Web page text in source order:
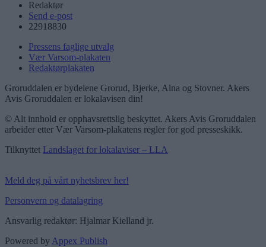
Redaktør
Send e-post
22918830
Pressens faglige utvalg
Vær Varsom-plakaten
Redaktørplakaten
Groruddalen er bydelene Grorud, Bjerke, Alna og Stovner. Akers
Avis Groruddalen er lokalavisen din!
© Alt innhold er opphavsrettslig beskyttet. Akers Avis Groruddalen
arbeider etter Vær Varsom-plakatens regler for god presseskikk.
Tilknyttet Landslaget for lokalaviser – LLA
Meld deg på vårt nyhetsbrev her!
Personvern og datalagring
Ansvarlig redaktør: Hjalmar Kielland jr.
Powered by Appex Publish